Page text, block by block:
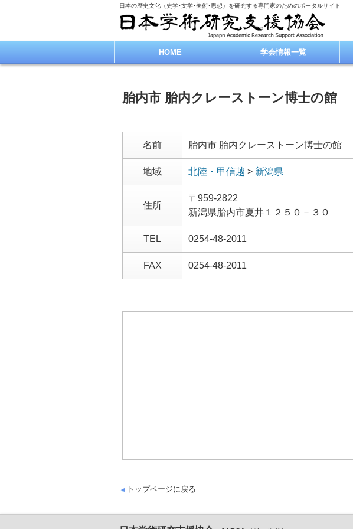
日本の歴史文化（史学･文学･美術･思想）を研究する専門家のためのポータルサイト
HOME 学会情報一覧
胎内市 胎内クレーストーン博士の館
名前 胎内市 胎内クレーストーン博士の館
地域 北陸・甲信越 > 新潟県
住所
〒959-2822
新潟県胎内市夏井１２５０－３０
TEL 0254-48-2011
FAX 0254-48-2011
トップページに戻る